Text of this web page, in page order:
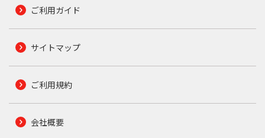
ご利用ガイド
サイトマップ
ご利用規約
会社概要